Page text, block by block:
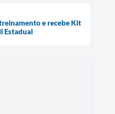
e recebe Kit
Estadual